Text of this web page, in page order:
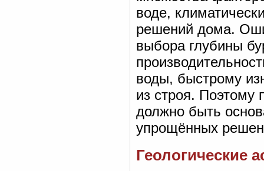
воде,
решений дома.
выбора глубины
воды, быстрому
из строя. Поэтому
должно быть
упрощённых
Геологические